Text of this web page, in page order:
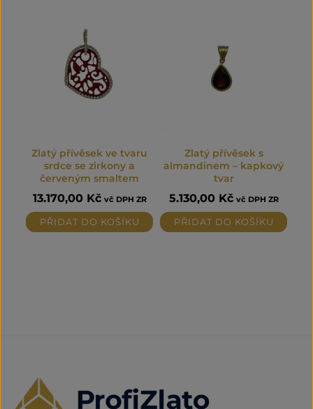
Zlatý přívěsek ve tvaru
srdce se zirkony a
červeným smaltem
13.170,00 Kč vč DPH ZR
PŘIDAT DO KOŠÍKU
Zlatý přívěsek s
almandinem – kapkový
tvar
5.130,00 Kč vč DPH ZR
PŘIDAT DO KOŠÍKU